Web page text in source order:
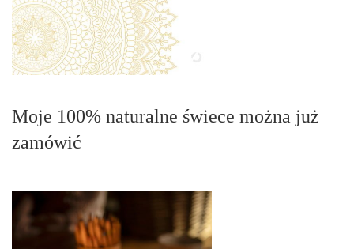
Moje 100% naturalne świece można już
zamówić